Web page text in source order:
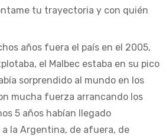
tu trayectoria y con quién
años fuera el país en el 2005,
el Malbec estaba en su pico
sorprendido al mundo en los
mucha fuerza arrancando los
5 años habían llegado
la Argentina, de afuera, de